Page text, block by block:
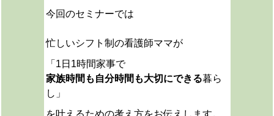
今回のセミナーでは
忙しいシフト制の看護師ママが
「1日1時間家事で
家族時間も自分時間も大切にできる暮ら
し」
を叶えるための考え方をお伝えします。